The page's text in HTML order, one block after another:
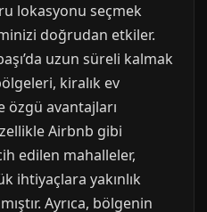
lokasyonu seçmek
doğrudan etkiler.
uzun süreli kalmak
kiralık ev
özgü avantajları
Airbnb gibi
edilen mahalleler,
ihtiyaçlara yakınlık
Ayrıca, bölgenin